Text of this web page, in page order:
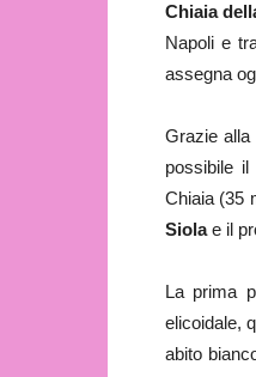
Chiaia
Napoli e
assegna
Grazie alla
possibile il
Chiaia (35
Siolae il
La prima
elicoidale,
abito